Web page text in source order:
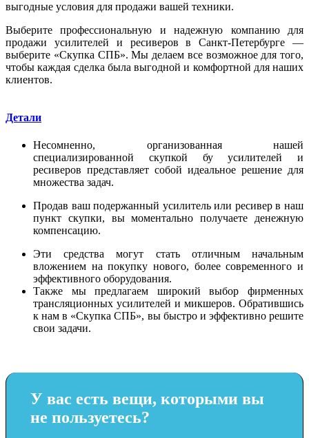
выгодные условия для продажи вашей техники.
Выберите профессиональную и надежную компанию для
продажи усилителей и ресиверов в Санкт-Петербурге —
выберите «Скупка СПБ». Мы делаем все возможное для того,
чтобы каждая сделка была выгодной и комфортной для наших
клиентов.
Детали
Несомненно, организованная нашей
специализированной скупкой бу усилителей и
ресиверов представляет собой идеальное решение для
множества задач.
Продав ваш подержанный усилитель или ресивер в наш
пункт скупки, вы моментально получаете денежную
компенсацию.
Эти средства могут стать отличным начальным
вложением на покупку нового, более современного и
эффективного оборудования.
Также мы предлагаем широкий выбор фирменных
трансляционных усилителей и микшеров. Обратившись
к нам в «Скупка СПБ», вы быстро и эффективно решите
свои задачи.
У вас есть вещи, которыми вы
не пользуетесь?